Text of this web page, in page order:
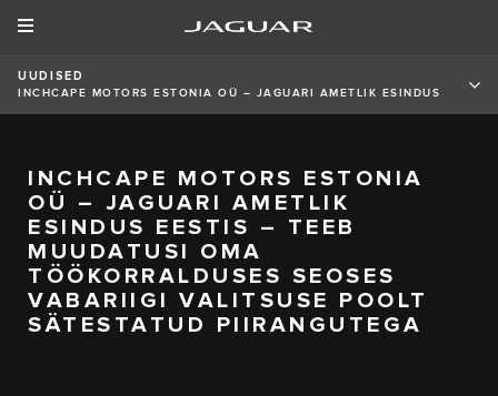
UUDISED
INCHCAPE MOTORS ESTONIA OÜ – JAGUARI AMETLIK ESINDUS
VABARIIGI VALITSUSE POOLT SÄTESTATUD PIIRANGUTEGA
INCHCAPE MOTORS ESTONIA
OÜ – JAGUARI AMETLIK
ESINDUS EESTIS – TEEB
MUUDATUSI OMA
TÖÖKORRALDUSES SEOSES
VABARIIGI VALITSUSE POOLT
SÄTESTATUD PIIRANGUTEGA